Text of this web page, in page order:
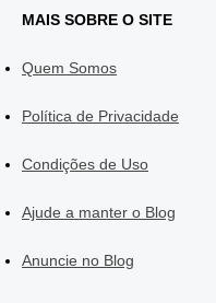
MAIS SOBRE O SITE
Quem Somos
Política de Privacidade
Condições de Uso
Ajude a manter o Blog
Anuncie no Blog